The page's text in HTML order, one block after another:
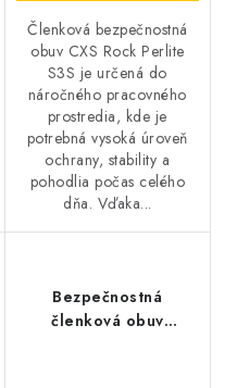
Členková bezpečnostná
obuv CXS Rock Perlite
S3S je určená do
náročného pracovného
prostredia, kde je
potrebná vysoká úroveň
ochrany, stability a
pohodlia počas celého
dňa. Vďaka...
Bezpečnostná
členková obuv